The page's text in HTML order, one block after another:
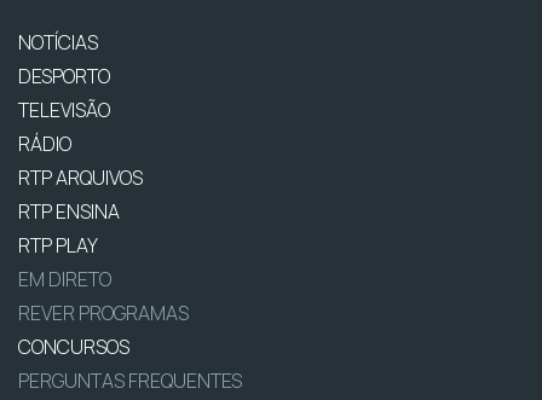
NOTÍCIAS
DESPORTO
TELEVISÃO
RÁDIO
RTP ARQUIVOS
RTP ENSINA
RTP PLAY
EM DIRETO
REVER PROGRAMAS
CONCURSOS
PERGUNTAS FREQUENTES